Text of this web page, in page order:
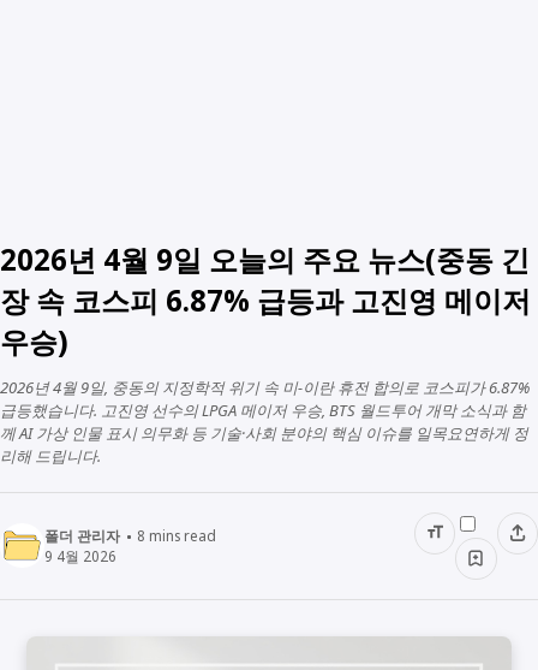
2026년 4월 9일 오늘의 주요 뉴스(중동 긴
장 속 코스피 6.87% 급등과 고진영 메이저
우승)
2026년 4월 9일, 중동의 지정학적 위기 속 미-이란 휴전 합의로 코스피가 6.87%
급등했습니다. 고진영 선수의 LPGA 메이저 우승, BTS 월드투어 개막 소식과 함
께 AI 가상 인물 표시 의무화 등 기술·사회 분야의 핵심 이슈를 일목요연하게 정
리해 드립니다.
폴더 관리자 8 mins read
9 4월 2026